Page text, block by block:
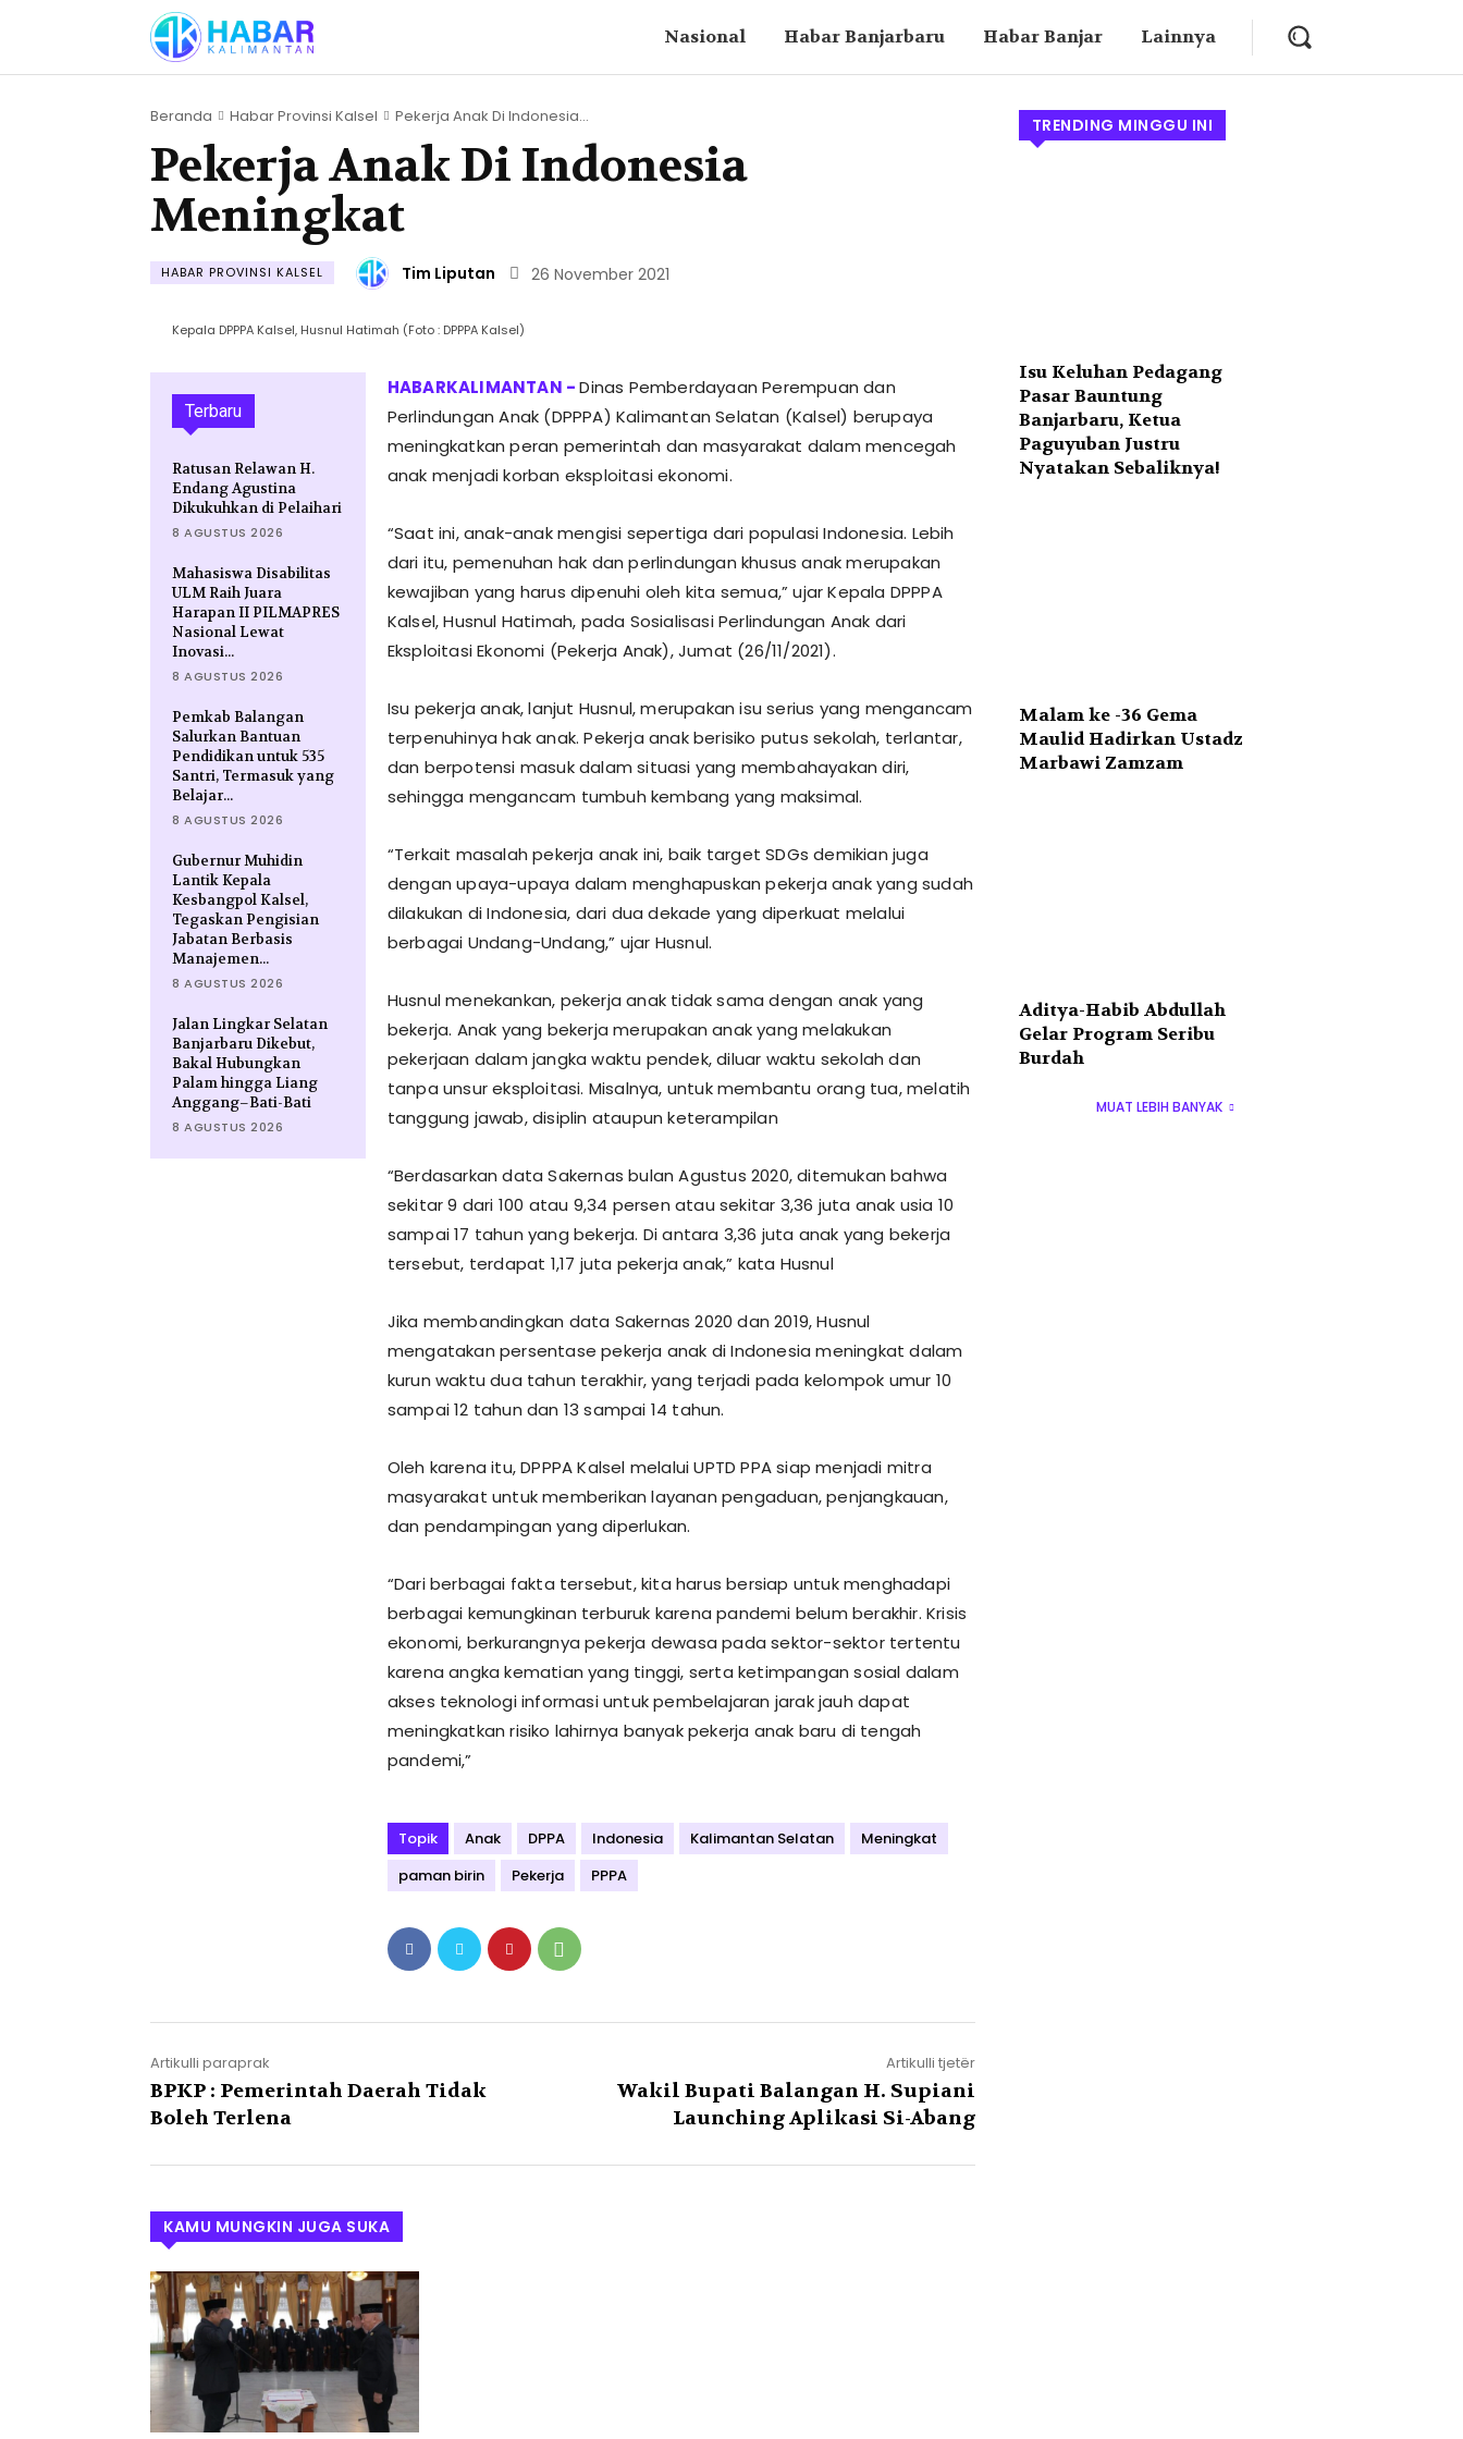
Nasional Habar Banjarbaru Habar Banjar Lainnya
Beranda Habar Provinsi Kalsel Pekerja Anak Di Indonesia...
Pekerja Anak Di Indonesia
Meningkat
HABAR PROVINSI KALSEL Tim Liputan 26 November 2021
Kepala DPPPA Kalsel, Husnul Hatimah (Foto : DPPPA Kalsel)
Terbaru
Ratusan Relawan H.
Endang Agustina
Dikukuhkan di Pelaihari
8 AGUSTUS 2026
Mahasiswa Disabilitas
ULM Raih Juara
Harapan II PILMAPRES
Nasional Lewat
Inovasi...
8 AGUSTUS 2026
Pemkab Balangan
Salurkan Bantuan
Pendidikan untuk 535
Santri, Termasuk yang
Belajar...
8 AGUSTUS 2026
Gubernur Muhidin
Lantik Kepala
Kesbangpol Kalsel,
Tegaskan Pengisian
Jabatan Berbasis
Manajemen...
8 AGUSTUS 2026
Jalan Lingkar Selatan
Banjarbaru Dikebut,
Bakal Hubungkan
Palam hingga Liang
Anggang–Bati-Bati
8 AGUSTUS 2026
Dinas Pemberdayaan Perempuan dan
Perlindungan Anak (DPPPA) Kalimantan Selatan (Kalsel) berupaya
meningkatkan peran pemerintah dan masyarakat dalam mencegah
anak menjadi korban eksploitasi ekonomi.
“Saat ini, anak-anak mengisi sepertiga dari populasi Indonesia. Lebih
dari itu, pemenuhan hak dan perlindungan khusus anak merupakan
kewajiban yang harus dipenuhi oleh kita semua,” ujar Kepala DPPPA
Kalsel, Husnul Hatimah, pada Sosialisasi Perlindungan Anak dari
Eksploitasi Ekonomi (Pekerja Anak), Jumat (26/11/2021).
Isu pekerja anak, lanjut Husnul, merupakan isu serius yang mengancam
terpenuhinya hak anak. Pekerja anak berisiko putus sekolah, terlantar,
dan berpotensi masuk dalam situasi yang membahayakan diri,
sehingga mengancam tumbuh kembang yang maksimal.
“Terkait masalah pekerja anak ini, baik target SDGs demikian juga
dengan upaya-upaya dalam menghapuskan pekerja anak yang sudah
dilakukan di Indonesia, dari dua dekade yang diperkuat melalui
berbagai Undang-Undang,” ujar Husnul.
Husnul menekankan, pekerja anak tidak sama dengan anak yang
bekerja. Anak yang bekerja merupakan anak yang melakukan
pekerjaan dalam jangka waktu pendek, diluar waktu sekolah dan
tanpa unsur eksploitasi. Misalnya, untuk membantu orang tua, melatih
tanggung jawab, disiplin ataupun keterampilan
“Berdasarkan data Sakernas bulan Agustus 2020, ditemukan bahwa
sekitar 9 dari 100 atau 9,34 persen atau sekitar 3,36 juta anak usia 10
sampai 17 tahun yang bekerja. Di antara 3,36 juta anak yang bekerja
tersebut, terdapat 1,17 juta pekerja anak,” kata Husnul
Jika membandingkan data Sakernas 2020 dan 2019, Husnul
mengatakan persentase pekerja anak di Indonesia meningkat dalam
kurun waktu dua tahun terakhir, yang terjadi pada kelompok umur 10
sampai 12 tahun dan 13 sampai 14 tahun.
Oleh karena itu, DPPPA Kalsel melalui UPTD PPA siap menjadi mitra
masyarakat untuk memberikan layanan pengaduan, penjangkauan,
dan pendampingan yang diperlukan.
“Dari berbagai fakta tersebut, kita harus bersiap untuk menghadapi
berbagai kemungkinan terburuk karena pandemi belum berakhir. Krisis
ekonomi, berkurangnya pekerja dewasa pada sektor-sektor tertentu
karena angka kematian yang tinggi, serta ketimpangan sosial dalam
akses teknologi informasi untuk pembelajaran jarak jauh dapat
meningkatkan risiko lahirnya banyak pekerja anak baru di tengah
pandemi,”
Topik Anak DPPA Indonesia Kalimantan Selatan
Meningkat
paman birin
Pekerja PPPA
Artikulli paraprak
BPKP : Pemerintah Daerah Tidak
Boleh Terlena
Artikulli tjetër
Wakil Bupati Balangan H. Supiani
Launching Aplikasi Si-Abang
TRENDING MINGGU INI
Isu Keluhan Pedagang
Pasar Bauntung
Banjarbaru, Ketua
Paguyuban Justru
Nyatakan Sebaliknya!
Malam ke -36 Gema
Maulid Hadirkan Ustadz
Marbawi Zamzam
Aditya-Habib Abdullah
Gelar Program Seribu
Burdah
MUAT LEBIH BANYAK
KAMU MUNGKIN JUGA SUKA